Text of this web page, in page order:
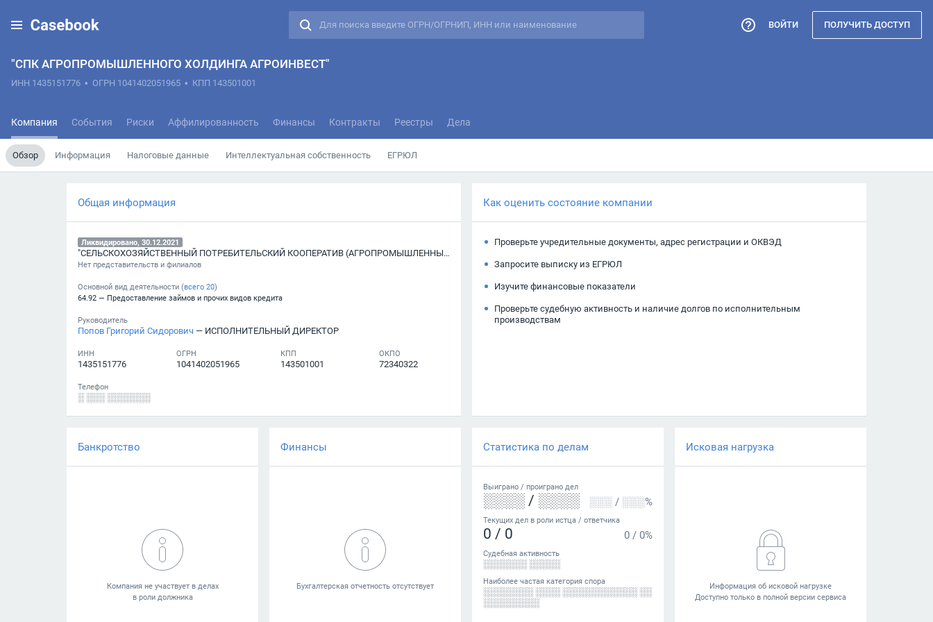
"СПК АГРОПРОМЫШЛЕННОГО ХОЛДИНГА АГРОИНВЕСТ"
ИНН 1435151776 • ОГРН 1041402051965 • КПП 143501001
Компания События Риски Аффилированность Финансы Контракты Реестры Дела
Обзор Информация Налоговые данные Интеллектуальная собственность ЕГРЮЛ
ВОЙТИ ПОЛУЧИТЬ ДОСТУП
Общая информация
Ликвидировано, 30.12.2021
"СЕЛЬСКОХОЗЯЙСТВЕННЫЙ ПОТРЕБИТЕЛЬСКИЙ КООПЕРАТИВ (АГРОПРОМЫШЛЕННЫЙ ХОЛДИНГ) АГРОИНВЕСТ"
Нет представительств и филиалов
Основной вид деятельности (всего 20)
64.92 — Предоставление займов и прочих видов кредита
Руководитель
Попов Григорий Сидорович — ИСПОЛНИТЕЛЬНЫЙ ДИРЕКТОР
ИНН
1435151776
ОГРН
1041402051965
КПП
143501001
ОКПО
72340322
Телефон
░ ░░░ ░░░░░░░
Как оценить состояние компании
Проверьте учредительные документы, адрес регистрации и ОКВЭД
Запросите выписку из ЕГРЮЛ
Изучите финансовые показатели
Проверьте судебную активность и наличие долгов по исполнительным
производствам
Банкротство Финансы Статистика по делам
Выиграно / проиграно дел
░░░░ / ░░░░ ░░░ / ░░░%
Текущих дел в роли истца / ответчика
0 / 0 0 / 0%
Судебная активность
░░░░░░░ ░░░░░
Наиболее частая категория спора
░░░░░░░░ ░░░░ ░░░░░░░░░░░░ ░░
░░░░░░░░░
Исковая нагрузка